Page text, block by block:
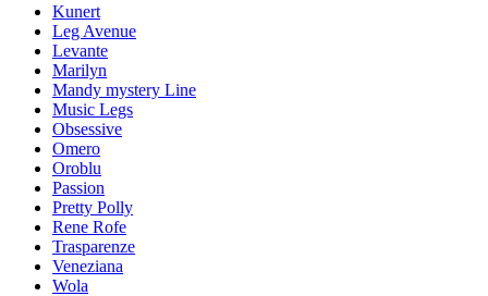
Kunert
Leg Avenue
Levante
Marilyn
Mandy mystery Line
Music Legs
Obsessive
Omero
Oroblu
Passion
Pretty Polly
Rene Rofe
Trasparenze
Veneziana
Wola